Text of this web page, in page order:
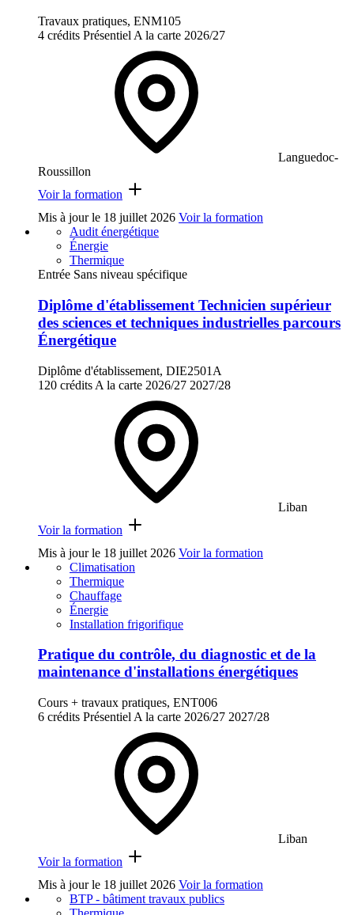
Travaux pratiques, ENM105
4 crédits Présentiel A la carte 2026/27
Languedoc-
Roussillon
Voir la formation
Mis à jour le 18 juillet 2026 Voir la formation
Audit énergétique
Énergie
Thermique
Entrée Sans niveau spécifique
Diplôme d'établissement Technicien supérieur
des sciences et techniques industrielles parcours
Énergétique
Diplôme d'établissement, DIE2501A
120 crédits A la carte 2026/27 2027/28
Liban
Voir la formation
Mis à jour le 18 juillet 2026 Voir la formation
Climatisation
Thermique
Chauffage
Énergie
Installation frigorifique
Pratique du contrôle, du diagnostic et de la
maintenance d'installations énergétiques
Cours + travaux pratiques, ENT006
6 crédits Présentiel A la carte 2026/27 2027/28
Liban
Voir la formation
Mis à jour le 18 juillet 2026 Voir la formation
BTP - bâtiment travaux publics